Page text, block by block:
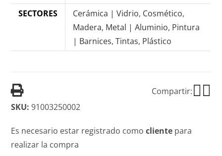
SECTORES
Cerámica | Vidrio, Cosmético,
Madera, Metal | Aluminio, Pintura
| Barnices,Tintas, Plástico
Compartir:
SKU: 91003250002
Es necesario estar registrado comocliente para
realizar la compra